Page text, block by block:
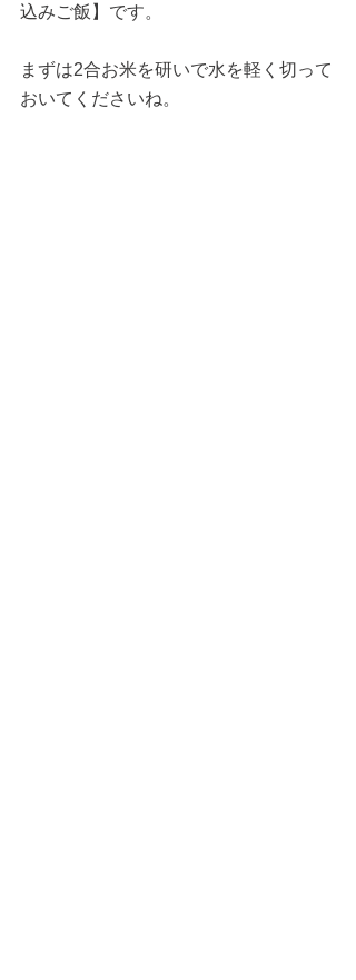
込みご飯】です。
まずは2合お米を研いで水を軽く切って
おいてくださいね。